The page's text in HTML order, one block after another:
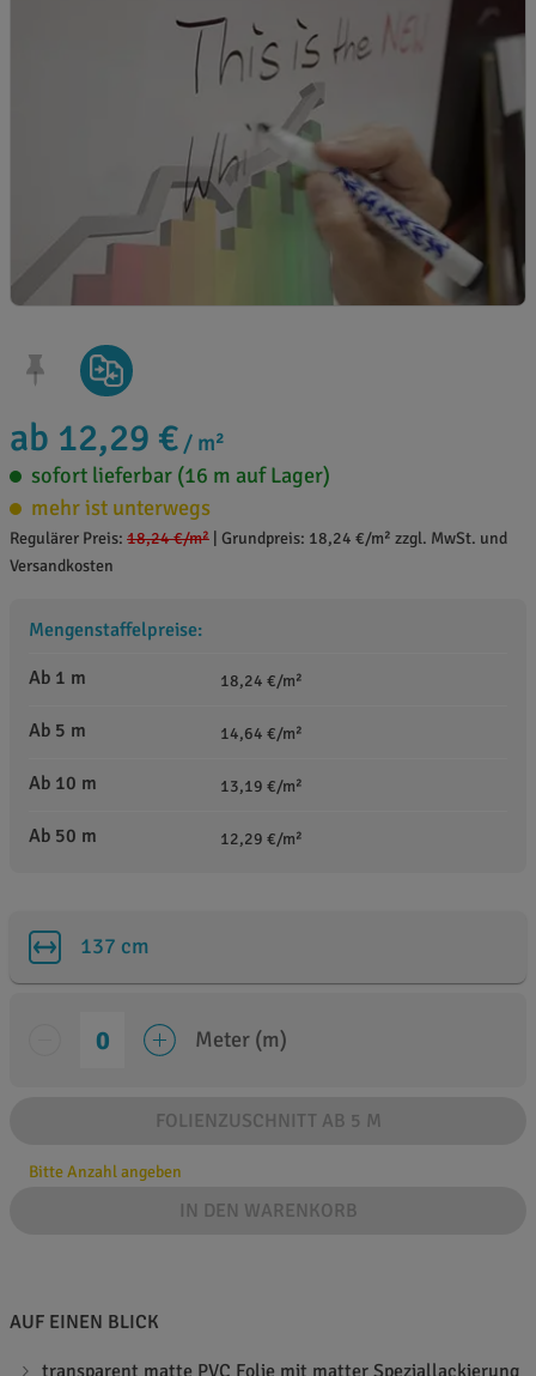
ab 12,29 € / m²
sofort lieferbar (16 m auf Lager)
mehr ist unterwegs
Regulärer Preis: 18,24 €/m² Grundpreis: 18,24 €/m² zzgl. MwSt. und
Versandkosten
Mengenstaffelpreise:
Ab 1 m
18,24 €/m²
Ab 5 m 14,64 €/m²
Ab 10 m 13,19 €/m²
Ab 50 m 12,29 €/m²
137 cm
Meter (m)
FOLIENZUSCHNITT AB 5 M
Bitte Anzahl angeben
IN DEN WARENKORB
AUF EINEN BLICK